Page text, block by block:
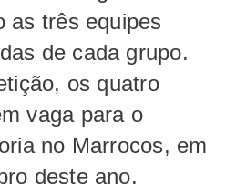
as três equipes
de cada grupo.
os quatro
vaga para o
no Marrocos, em
deste ano.